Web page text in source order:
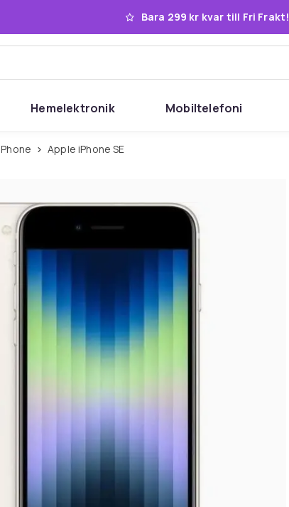
Bara 299 kr kvar till Fri Frakt!
Hemelektronik Mobiltelefoni
iPhone Apple iPhone SE